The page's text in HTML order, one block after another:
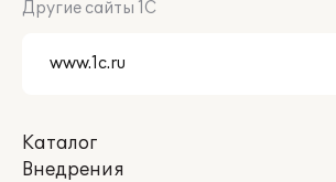
Другие сайты 1С
Каталог
Внедрения